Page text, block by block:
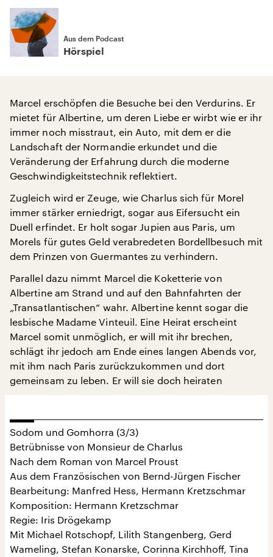
Aus dem Podcast
Hörspiel
Marcel erschöpfen die Besuche bei den Verdurins. Er
mietet für Albertine, um deren Liebe er wirbt wie er ihr
immer noch misstraut, ein Auto, mit dem er die
Landschaft der Normandie erkundet und die
Veränderung der Erfahrung durch die moderne
Geschwindigkeitstechnik reflektiert.
Zugleich wird er Zeuge, wie Charlus sich für Morel
immer stärker erniedrigt, sogar aus Eifersucht ein
Duell erfindet. Er holt sogar Jupien aus Paris, um
Morels für gutes Geld verabredeten Bordellbesuch mit
dem Prinzen von Guermantes zu verhindern.
Parallel dazu nimmt Marcel die Koketterie von
Albertine am Strand und auf den Bahnfahrten der
„Transatlantischen“ wahr. Albertine kennt sogar die
lesbische Madame Vinteuil. Eine Heirat erscheint
Marcel somit unmöglich, er will mit ihr brechen,
schlägt ihr jedoch am Ende eines langen Abends vor,
mit ihm nach Paris zurückzukommen und dort
gemeinsam zu leben. Er will sie doch heiraten
Sodom und Gomhorra (3/3)
Betrübnisse von Monsieur de Charlus
Nach dem Roman von Marcel Proust
Aus dem Französischen von Bernd-Jürgen Fischer
Bearbeitung: Manfred Hess, Hermann Kretzschmar
Komposition: Hermann Kretzschmar
Regie: Iris Drögekamp
Mit Michael Rotschopf, Lilith Stangenberg, Gerd
Wameling, Stefan Konarske, Corinna Kirchhoff, Tina